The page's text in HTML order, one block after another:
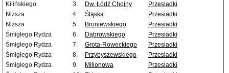
Kilińskiego
3. Dw. Łódź Chojny
Przesiadki
Niższa
4. Śląska
Przesiadki
Niższa
5. Broniewskiego
Przesiadki
Śmigłego Rydza
6. Dąbrowskiego
Przesiadki
Śmigłego Rydza
7. Grota-Roweckiego
Przesiadki
Śmigłego Rydza
8. Przybyszewskiego
Przesiadki
Śmigłego Rydza
9. Milionowa
Przesiadki